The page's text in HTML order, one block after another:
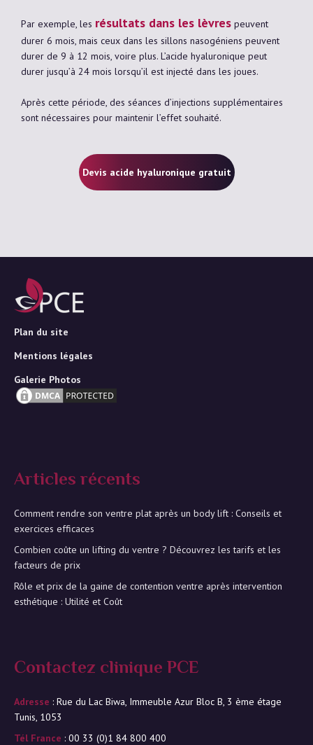
Par exemple, les résultats dans les lèvres peuvent
durer 6 mois, mais ceux dans les sillons nasogéniens peuvent
durer de 9 à 12 mois, voire plus. L’acide hyaluronique peut
durer jusqu’à 24 mois lorsqu’il est injecté dans les joues.
Après cette période, des séances d’injections supplémentaires
sont nécessaires pour maintenir l’effet souhaité.
Devis acide hyaluronique gratuit
Plan du site
Mentions légales
Galerie Photos
Articles récents
Comment rendre son ventre plat après un body lift : Conseils et
exercices efficaces
Combien coûte un lifting du ventre ? Découvrez les tarifs et les
facteurs de prix
Rôle et prix de la gaine de contention ventre après intervention
esthétique : Utilité et Coût
Contactez clinique PCE
Adresse : Rue du Lac Biwa, Immeuble Azur Bloc B, 3 ème étage
Tunis, 1053
Tél France : 00 33 (0)1 84 800 400